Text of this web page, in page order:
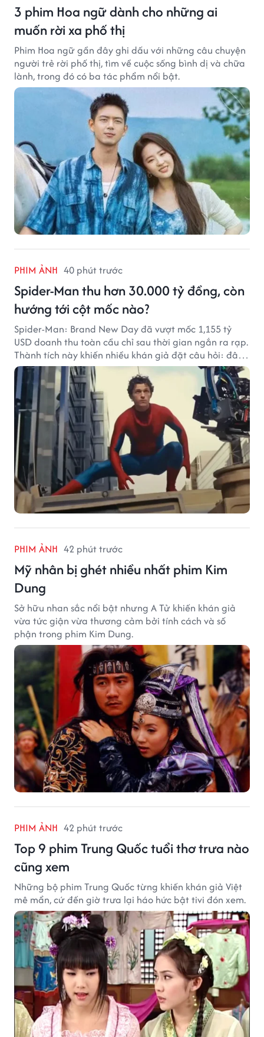
3 phim Hoa ngữ dành cho những ai
muốn rời xa phố thị
Phim Hoa ngữ gần đây ghi dấu với những câu chuyện
người trẻ rời phố thị, tìm về cuộc sống bình dị và chữa
lành, trong đó có ba tác phẩm nổi bật.
PHIM ẢNH 40 phút trước
Spider-Man thu hơn 30.000 tỷ đồng, còn
hướng tới cột mốc nào?
Spider-Man: Brand New Day đã vượt mốc 1,155 tỷ
USD doanh thu toàn cầu chỉ sau thời gian ngắn ra rạp.
Thành tích này khiến nhiều khán giả đặt câu hỏi: đâu
sẽ là cột mốc tiếp theo của Người Nhện?
PHIM ẢNH 42 phút trước
Mỹ nhân bị ghét nhiều nhất phim Kim
Dung
Sở hữu nhan sắc nổi bật nhưng A Tử khiến khán giả
vừa tức giận vừa thương cảm bởi tính cách và số
phận trong phim Kim Dung.
PHIM ẢNH 42 phút trước
Top 9 phim Trung Quốc tuổi thơ trưa nào
cũng xem
Những bộ phim Trung Quốc từng khiến khán giả Việt
mê mẩn, cứ đến giờ trưa lại háo hức bật tivi đón xem.